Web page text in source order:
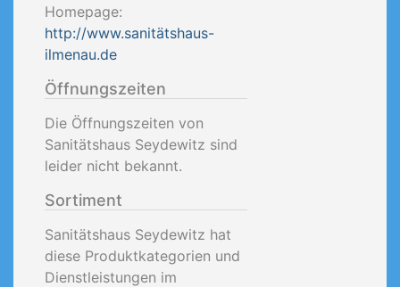
Homepage:
http://www.sanitätshaus-
ilmenau.de
Öffnungszeiten
Die Öffnungszeiten von
Sanitätshaus Seydewitz sind
leider nicht bekannt.
Sortiment
Sanitätshaus Seydewitz hat
diese Produktkategorien und
Dienstleistungen im